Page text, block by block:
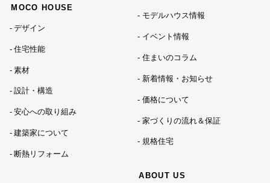
2024年05月 (1)
2024年04月 (1)
2023年11月 (3)
MOCO HOUSE
デザイン
住宅性能
素材
設計・構造
安心への取り組み
建築家について
断熱リフォーム
モデルハウス情報
イベント情報
住まいのコラム
新着情報・お知らせ
価格について
家づくりの流れ＆保証
規格住宅
ABOUT US